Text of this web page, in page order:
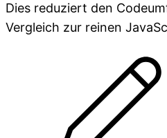
Dies reduziert den
Vergleich zur reinen